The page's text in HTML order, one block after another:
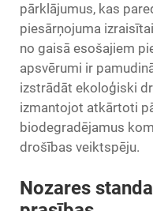
pārklājumus, kas
piesārņojuma
no gaisā esošajiem
apsvērumi ir
izstrādāt ekoloģiski
izmantojot atkārtoti
biodegradējamus
drošības veiktspēju.
Nozares